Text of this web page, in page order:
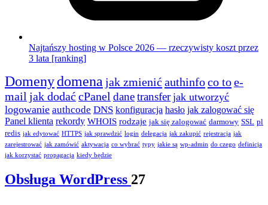
Najtańszy hosting w Polsce 2026 — rzeczywisty koszt przez
3 lata [ranking]
Domenydomena jak zmienić authinfoco toe-
mail jak dodać cPanel danetransfer jak utworzyć
logowanie authcode DNS konfiguracja hasło jak zalogować się
Panel klienta rekordy WHOIS rodzaje jak się zalogować darmowy SSL pl
redis jak edytować HTTPS jak sprawdzić login delegacja jak zakupić rejestracja jak
zarejestrować jak zamówić aktywacja co wybrać typy jakie są wp-admin do czego definicja
jak korzystać propagacja kiedy będzie
Obsługa WordPress 27